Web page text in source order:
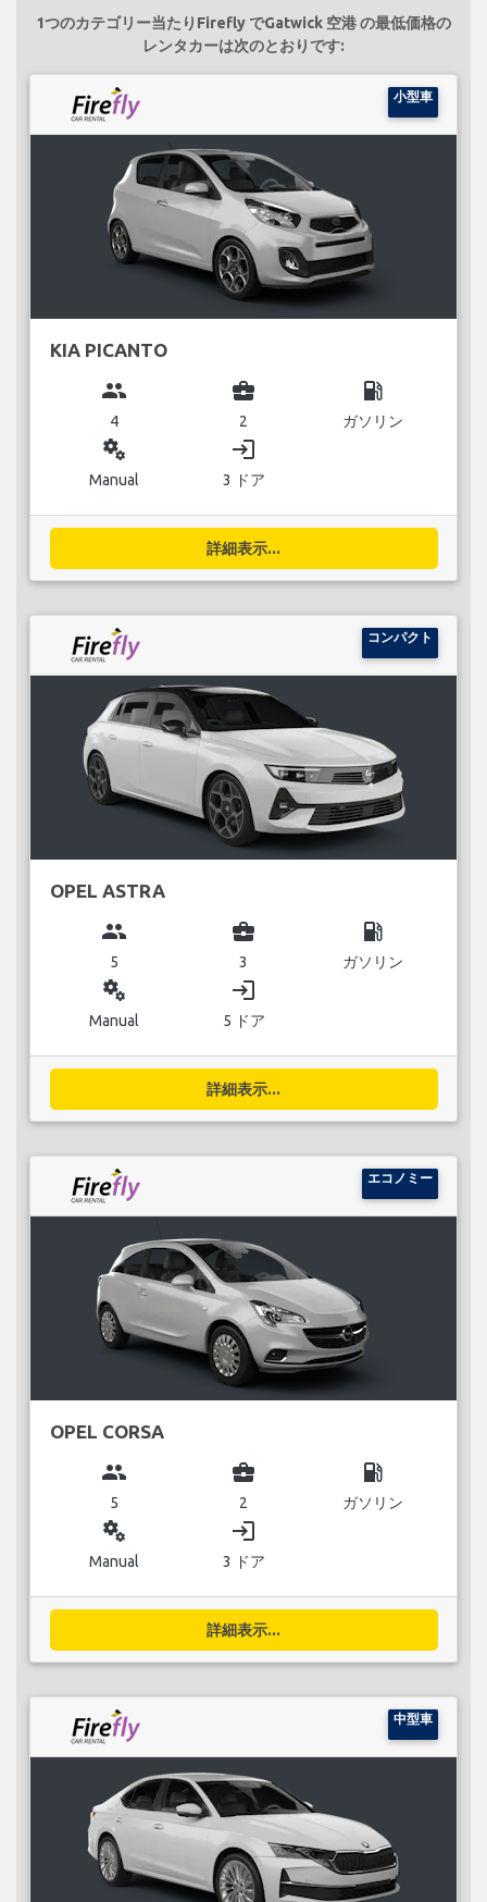
1つのカテゴリー当たりFirefly でGatwick 空港 の最低価格の
レンタカーは次のとおりです:
小型車
KIA PICANTO
group
4
business_center
2
local_gas_station
ガソリン
miscellaneous_services
Manual
login
3 ドア
詳細表示...
コンパクト
OPEL ASTRA
group
5
business_center
3
local_gas_station
ガソリン
miscellaneous_services
Manual
login
5 ドア
詳細表示...
エコノミー
OPEL CORSA
group
5
business_center
2
local_gas_station
ガソリン
miscellaneous_services
Manual
login
3 ドア
詳細表示...
中型車